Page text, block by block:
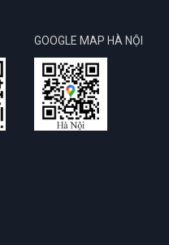
GOOGLE MAP HÀ NỘI